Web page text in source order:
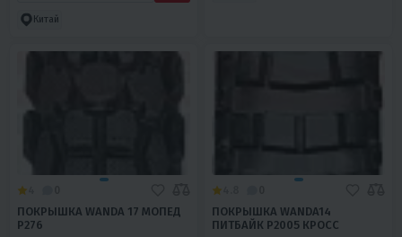
Китай
ПОКРЫШКА WANDA 17 МОПЕД
Р276
ПОКРЫШКА WANDA14
ПИТБАЙК Р2005 КРОСС